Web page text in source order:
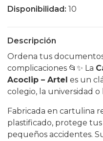
Disponibilidad: 10
Descripción
Ordena tus
complicaciones 📂✨ La
Acoclip – Artel es un
colegio, la universidad o
Fabricada en cartulina
plastificado, protege
pequeños accidentes.